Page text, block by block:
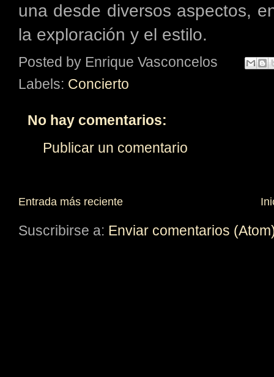
una desde diversos aspectos,
la exploración y el estilo.
Posted by Enrique Vasconcelos
Labels: Concierto
No hay comentarios:
Publicar un comentario
Entrada más reciente
Suscribirse a: Enviar comentarios